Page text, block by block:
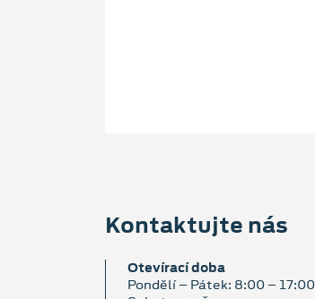
Kontaktujte nás
Otevírací doba
Pondělí – Pátek: 8:00 – 17:00